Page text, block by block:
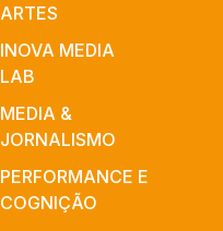
ARTES​
INOVA MEDIA
LAB
MEDIA &
JORNALISMO
PERFORMANCE E
COGNIÇÃO